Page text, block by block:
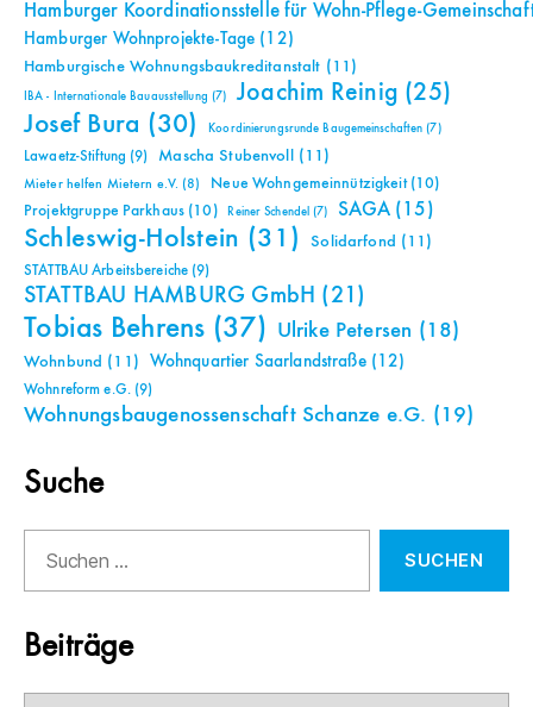
Hamburger Koordinationsstelle für Wohn-Pflege-
Hamburger Wohnprojekte-Tage (12)
Hamburgische Wohnungsbaukreditanstalt (11)
IBA - Internationale Bauausstellung (7) Joachim Reinig (25)
Josef Bura (30) Koordinierungsrunde Baugemeinschaften (7)
Lawaetz-Stiftung (9) Mascha Stubenvoll (11)
Mieter helfen Mietern e.V. (8) Neue Wohngemeinnützigkeit(10)
Projektgruppe Parkhaus (10) Reiner Schendel (7) SAGA(15)
Schleswig-Holstein (31) Solidarfond (11)
STATTBAU Arbeitsbereiche (9)
STATTBAU HAMBURG GmbH (21)
Tobias Behrens (37) Ulrike Petersen (18)
Wohnbund (11) Wohnquartier Saarlandstraße(12)
Wohnreform e.G.(9)
Wohnungsbaugenossenschaft Schanze e.G. (19)
Suche
nach:
Beiträge